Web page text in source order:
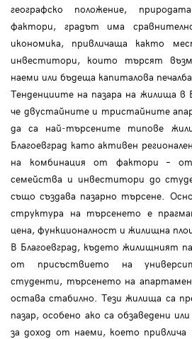
географско положение,
фактори, градът има
икономика, привличаща както
инвеститори, които търсят
наеми или бъдеща капиталова печалба.
Tенденциите на пазара на жилища в
че двустайните и тристайните
да са най‑търсените типове
Благоевград като активен
на комбинация от фактори – от
семейства и инвеститори до
също създава пазарно търсене.
структура на търсенето е
цена, функционалност и жилищна
В Благоевград, където жилищният
от присъствието на
студенти, търсенето на
остава стабилно. Тези жилища са
пазар, особено ако са обзаведени
за доход от наеми, което